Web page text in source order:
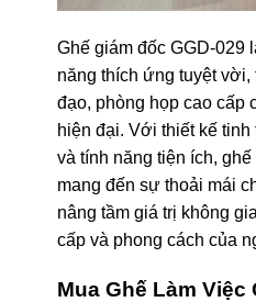
Ghế giám đốc GGD-029
năng thích ứng tuyệt
đạo, phòng họp cao cấp
hiện đại. Với thiết kế tinh
và tính năng tiện ích,
mang đến sự thoải mái
nâng tầm giá trị không
cấp và phong cách của
Mua Ghế Làm Việc